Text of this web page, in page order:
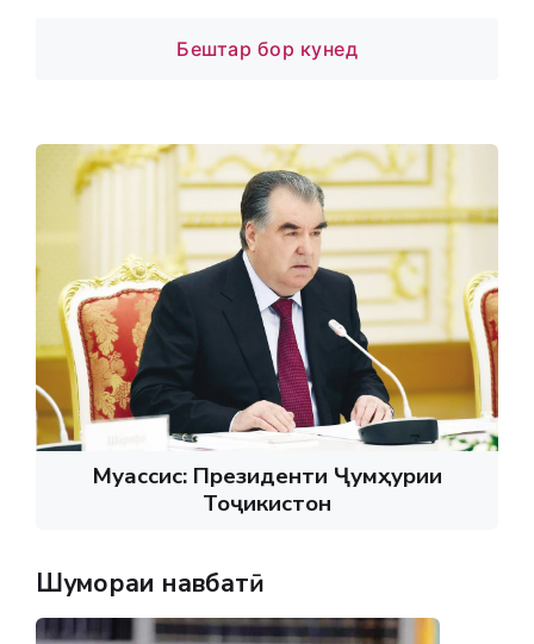
Бештар бор кунед
Муассис: Президенти Ҷумҳурии
Тоҷикистон
Шумораи навбатӣ